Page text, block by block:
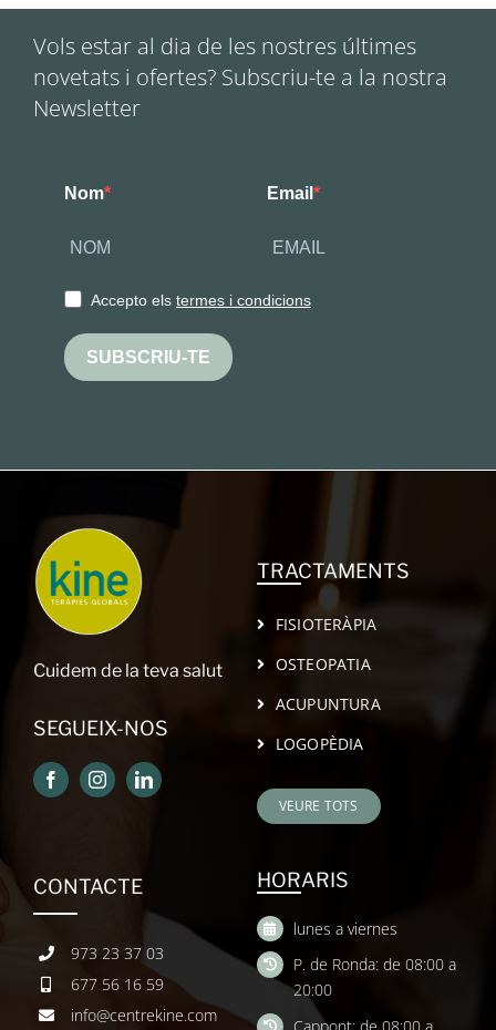
Vols estar al dia de les nostres últimes
novetats i ofertes? Subscriu-te a la nostra
Newsletter
Nom Email
Accepto els termes i condicions
SUBSCRIU-TE
Cuidem de la teva salut
SEGUEIX-NOS
TRACTAMENTS
FISIOTERÀPIA
OSTEOPATIA
ACUPUNTURA
LOGOPÈDIA
VEURE TOTS
CONTACTE
973 23 37 03
677 56 16 59
info@centrekine.com
HORARIS
lunes a viernes
P. de Ronda: de 08:00 a
20:00